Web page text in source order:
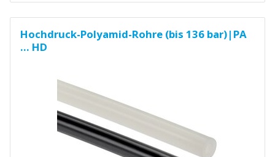
Hochdruck-Polyamid-Rohre (bis 136 bar)|PA
... HD